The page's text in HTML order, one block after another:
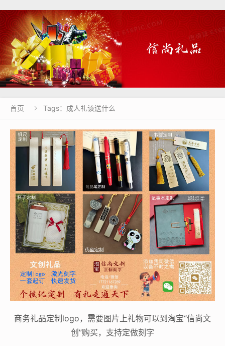
首页  Tags：成人礼该送什么
商务礼品定制logo，需要图片上礼物可以到淘宝“信尚文
创”购买，支持定做刻字